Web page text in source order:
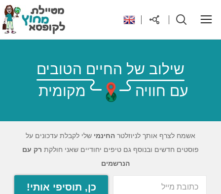
יעדים בעולם
טיפים והנחות לטיול
אודות
שילוב של החיים הטובים
עם חוויה
מקומית
אשמח לצרף אותך לניוזלטר החינמי שלי לקבלת עדכונים על
פוסטים חדשים ובנוסף גם טיפים יחודיים שאני חולקת רק עם
הנרשמים
כן, תוסיפי אותי!